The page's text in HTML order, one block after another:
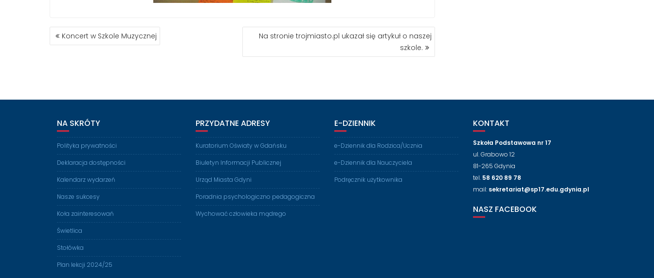
NAWIGACJA
WPISU
Koncert w Szkole Muzycznej
Na stronie trojmiasto.pl ukazał się artykuł o naszej
szkole.
NA SKRÓTY
Polityka prywatności
Deklaracja dostępności
Kalendarz wydarzeń
Nasze sukcesy
Koła zainteresowań
Świetlica
Stołówka
Plan lekcji 2024/25
PRZYDATNE ADRESY
Kuratorium Oświaty w Gdańsku
Biuletyn Informacji Publicznej
Urząd Miasta Gdyni
Poradnia psychologiczno pedagogiczna
Wychować człowieka mądrego
E-DZIENNIK
e-Dziennik dla Rodzica/Ucznia
e-Dziennik dla Nauczyciela
Podręcznik użytkownika
KONTAKT
Szkoła Podstawowa nr 17
ul. Grabowo 12
81-265 Gdynia
tel. 58 620 89 78
mail: sekretariat@sp17.edu.gdynia.pl
NASZ FACEBOOK